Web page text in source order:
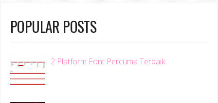
POPULAR POSTS
2 Platform Font Percuma Terbaik